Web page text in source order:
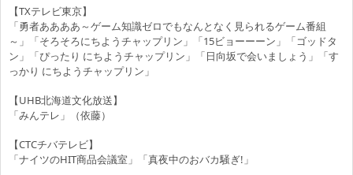
【TXテレビ東京】
「勇者ああああ～ゲーム知識ゼロでもなんとなく見られるゲーム番組
～」「そろそろにちようチャップリン」「15ビョーーーン」「ゴッドタ
ン」「ぴったり にちようチャップリン」「日向坂で会いましょう」「す
っかり にちようチャップリン」
【UHB北海道文化放送】
「みんテレ」（依藤）
【CTCチバテレビ】
「ナイツのHIT商品会議室」「真夜中のおバカ騒ぎ!」